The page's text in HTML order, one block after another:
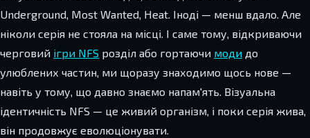
Underground, Most Wanted, Heat. Іноді — менш вдало. Але
ніколи серія не стояла на місці. І саме тому, відкриваючи
черговий ігри NFS розділ або гортаючи моди до
улюблених частин, ми щоразу знаходимо щось нове —
навіть у тому, що давно знаємо напам'ять. Візуальна
ідентичність NFS — це живий організм, і поки серія жива,
він продовжує еволюціонувати.